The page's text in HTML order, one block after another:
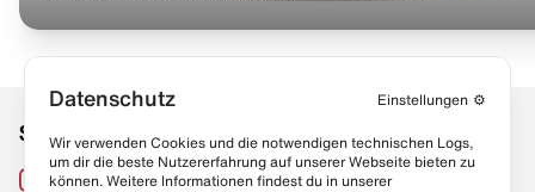
Social Media
Instagram
Links
Sneaker Lexikon
Datenschutz Einstellungen ⚙️
Wir verwenden Cookies und die notwendigen technischen Logs,
um dir die beste Nutzererfahrung auf unserer Webseite bieten zu
können. Weitere Informationen findest du in unserer